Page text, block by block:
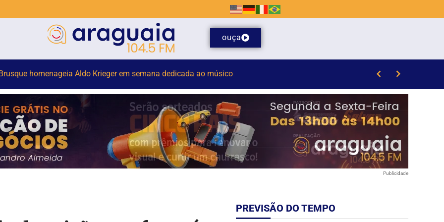
ouça
de Brusque participam do Encontro do Conselho Nacional de Emaús
Publicidade
PREVISÃO DO TEMPO